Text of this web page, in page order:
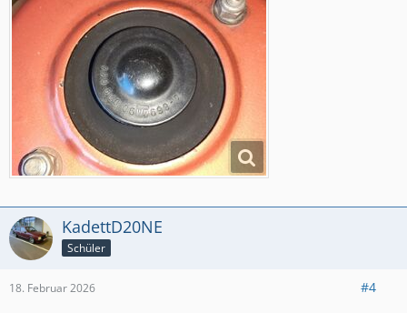
KadettD20NE
Schüler
18. Februar 2026 #4